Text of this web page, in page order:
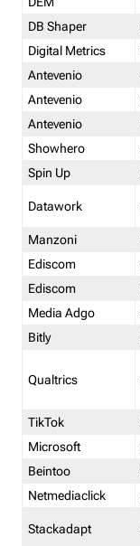
DB Shaper
Digital Metrics
Antevenio
Antevenio
Antevenio
Showhero
Spin Up
Datawork
Manzoni
Ediscom
Ediscom
Media Adgo
Bitly
Qualtrics
TikTok
Microsoft
Beintoo
Netmediaclick
Stackadapt